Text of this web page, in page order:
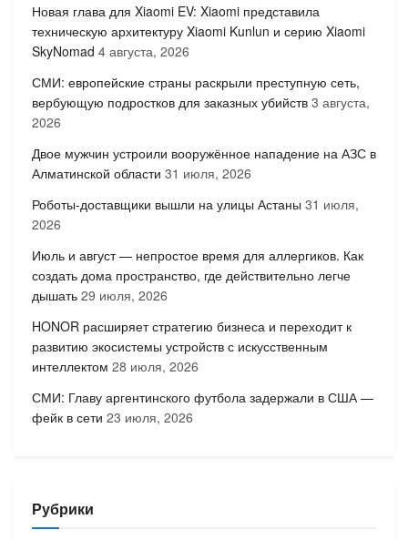
Новая глава для Xiaomi EV: Xiaomi представила
техническую архитектуру Xiaomi Kunlun и серию Xiaomi
SkyNomad 4 августа, 2026
СМИ: европейские страны раскрыли преступную сеть,
вербующую подростков для заказных убийств 3 августа,
2026
Двое мужчин устроили вооружённое нападение на АЗС в
Алматинской области 31 июля, 2026
Роботы-доставщики вышли на улицы Астаны 31 июля,
2026
Июль и август — непростое время для аллергиков. Как
создать дома пространство, где действительно легче
дышать 29 июля, 2026
HONOR расширяет стратегию бизнеса и переходит к
развитию экосистемы устройств с искусственным
интеллектом 28 июля, 2026
СМИ: Главу аргентинского футбола задержали в США —
фейк в сети 23 июля, 2026
Рубрики